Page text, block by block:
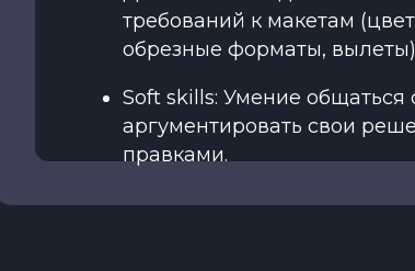
требований к макетам
обрезные форматы,
Soft skills: Умение общаться
аргументировать свои
правками.